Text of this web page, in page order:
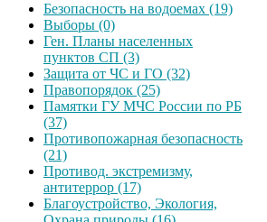
Безопасность на водоемах (19)
Выборы (0)
Ген. Планы населенных
пунктов СП (3)
Защита от ЧС и ГО (32)
Правопорядок (25)
Памятки ГУ МЧС России по РБ
(37)
Противопожарная безопасность
(21)
Противод. экстремизму,
антитеррор (17)
Благоустройство, Экология,